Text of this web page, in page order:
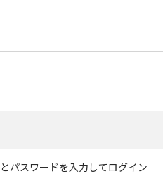
とパスワードを入力してログイン